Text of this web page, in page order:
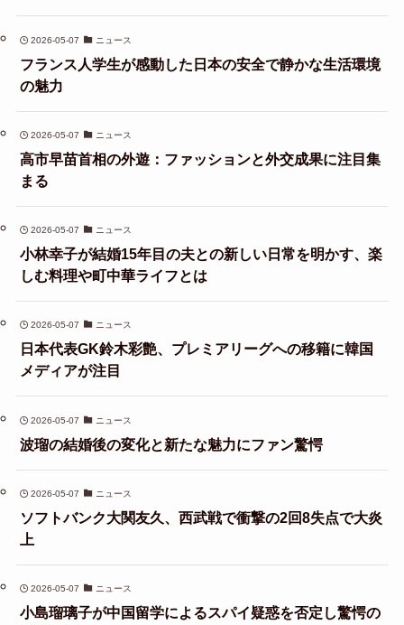
2026-05-07 ニュース
フランス人学生が感動した日本の安全で静かな生活環境
の魅力
2026-05-07 ニュース
高市早苗首相の外遊：ファッションと外交成果に注目集
まる
2026-05-07 ニュース
小林幸子が結婚15年目の夫との新しい日常を明かす、楽
しむ料理や町中華ライフとは
2026-05-07 ニュース
日本代表GK鈴木彩艶、プレミアリーグへの移籍に韓国
メディアが注目
2026-05-07 ニュース
波瑠の結婚後の変化と新たな魅力にファン驚愕
2026-05-07 ニュース
ソフトバンク大関友久、西武戦で衝撃の2回8失点で大炎
上
2026-05-07 ニュース
小島瑠璃子が中国留学によるスパイ疑惑を否定し驚愕の